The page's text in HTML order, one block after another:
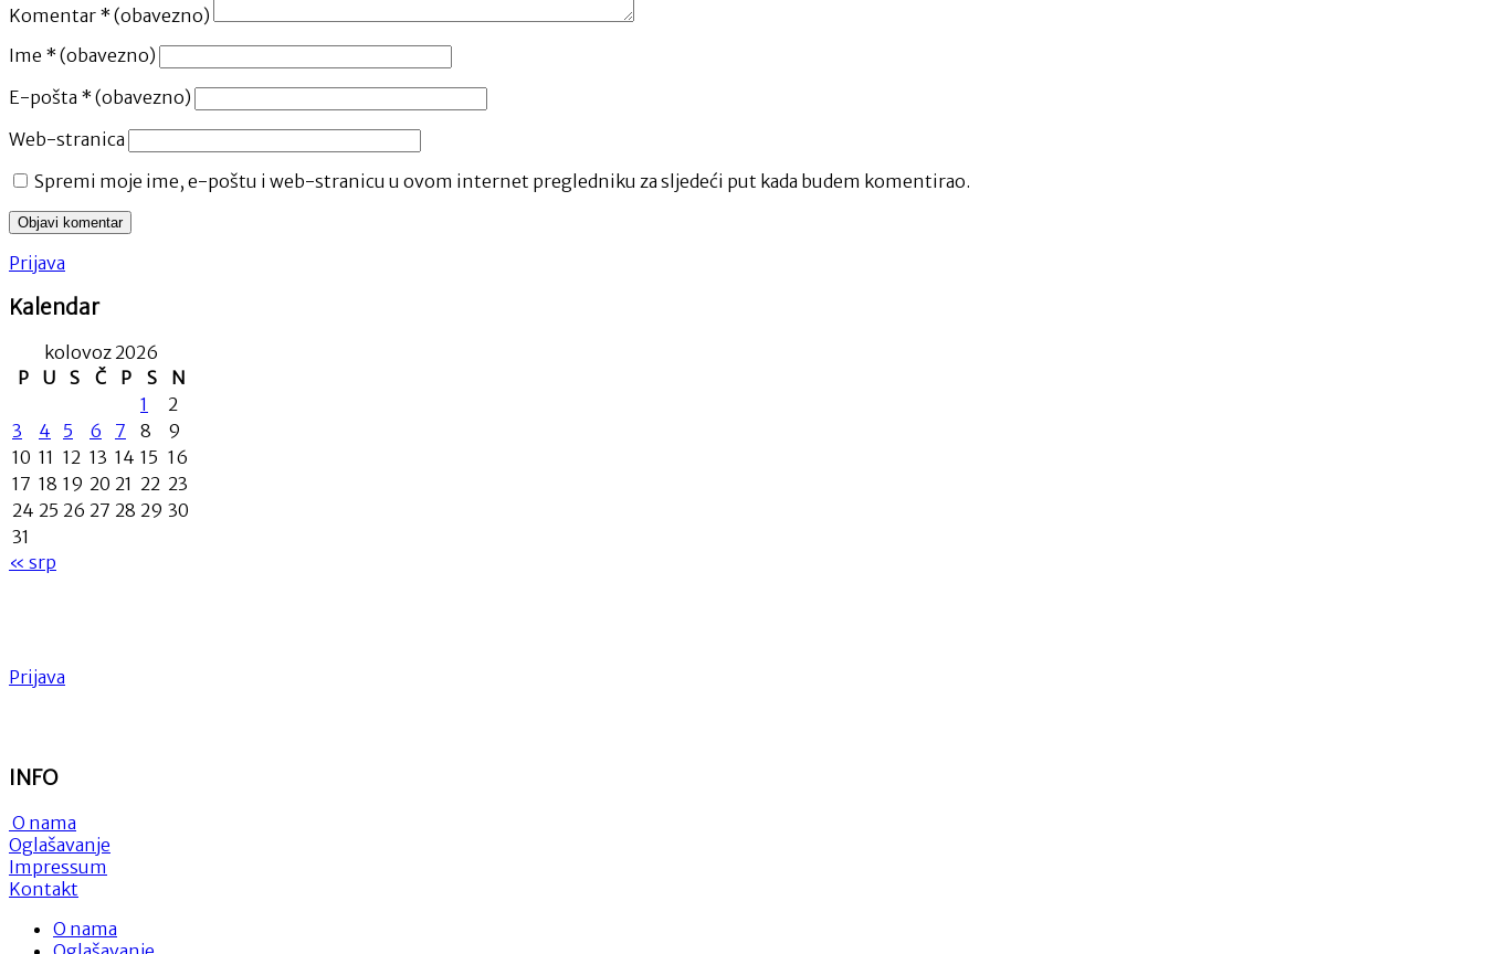
Komentar * (obavezno)
Ime * (obavezno)
E-pošta * (obavezno)
Web-stranica
Spremi moje ime, e-poštu i web-stranicu u ovom internet pregledniku za sljedeći put kada budem komentirao.
Prijava
Kalendar
kolovoz 2026
P
U S Č P S
N
1
2
3
4 5 6 7 8
9
10 11 12 13 14 15 16
17 18 19 20 21 22 23
24 25 26 27 28 29 30
31
« srp
Prijava
INFO
O nama
Oglašavanje
Impressum
Kontakt
O nama